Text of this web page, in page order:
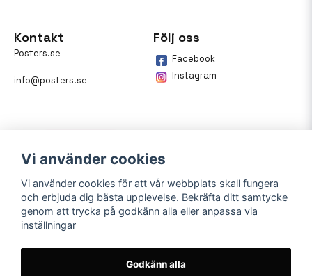
Kontakt
Posters.se
info@posters.se
Följ oss
Facebook
Instagram
Betalning
På posters.se kan du enkelt
Vi använder cookies
Vi använder cookies för att vår webbplats skall fungera
och erbjuda dig bästa upplevelse. Bekräfta ditt samtycke
genom att trycka på godkänn alla eller anpassa via
inställningar
Godkänn alla